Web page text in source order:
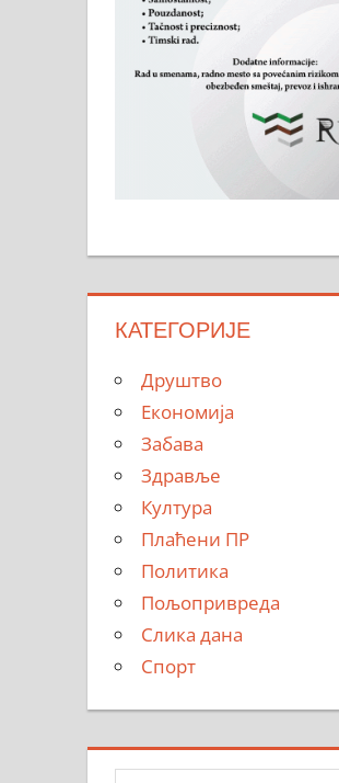
КАТЕГОРИЈЕ
Друштво
Економија
Забава
Здравље
Култура
Плаћени ПР
Политика
Пољопривреда
Слика дана
Спорт